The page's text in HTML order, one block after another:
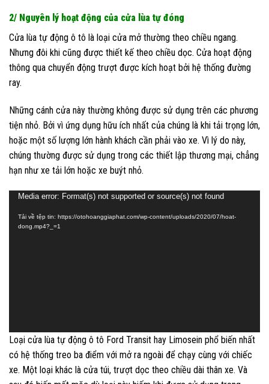
2/ Nguyên lý hoạt động của cửa lùa tự đóng
Cửa lùa tự động ô tô là loại cửa mở thường theo chiều ngang.
Nhưng đôi khi cũng được thiết kế theo chiều dọc. Cửa hoạt động
thông qua chuyển động trượt được kích hoạt bởi hệ thống đường
ray.
Những cánh cửa này thường không được sử dụng trên các phương
tiện nhỏ. Bởi vì ứng dụng hữu ích nhất của chúng là khi tải trọng lớn,
hoặc một số lượng lớn hành khách cần phải vào xe. Vì lý do này,
chúng thường được sử dụng trong các thiết lập thương mại, chẳng
hạn như xe tải lớn hoặc xe buýt nhỏ.
Trình
chơi
Video
Media error: Format(s) not supported or source(s) not found
Tải về tệp tin: https://otohoanggiaphat.com/wp-content/uploads/2020/07/hoat-
dong.mp4?_=1
Loại cửa lùa tự động ô tô Ford Transit hay Limosein phổ biến nhất
có hệ thống treo ba điểm với mở ra ngoài để chạy cùng với chiếc
xe. Một loại khác là cửa túi, trượt dọc theo chiều dài thân xe. Và